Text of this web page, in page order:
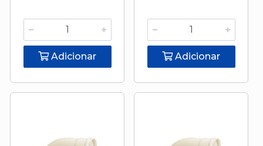
Adicionar Adicionar